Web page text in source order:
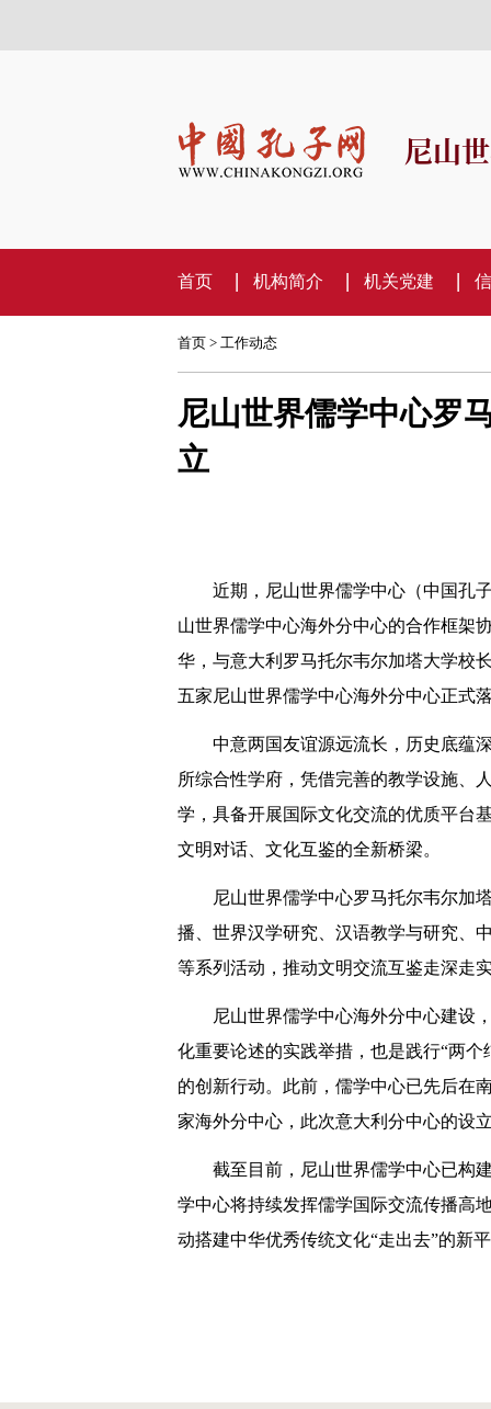
尼山
首页 机构简介 机关党建
首页> 工作动态
尼山世界儒学中心罗
立
近期，尼山世界儒学中心（中国孔
山世界儒学中心海外分中心的合作框架
华，与意大利罗马托尔韦尔加塔大学校
五家尼山世界儒学中心海外分中心正式
中意两国友谊源远流长，历史底蕴
所综合性学府，凭借完善的教学设施、
学，具备开展国际文化交流的优质平台
文明对话、文化互鉴的全新桥梁。
尼山世界儒学中心罗马托尔韦尔加
播、世界汉学研究、汉语教学与研究、
等系列活动，推动文明交流互鉴走深走
尼山世界儒学中心海外分中心建设
化重要论述的实践举措，也是践行“两
的创新行动。此前，儒学中心已先后在
家海外分中心，此次意大利分中心的设
截至目前，尼山世界儒学中心已构
学中心将持续发挥儒学国际交流传播高
动搭建中华优秀传统文化“走出去”的新